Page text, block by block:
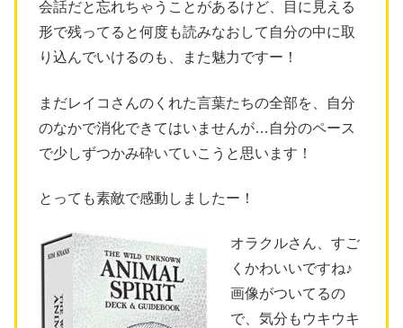
会話だと忘れちゃうことがあるけど、目に見える
形で残ってると何度も読みなおして自分の中に取
り込んでいけるのも、また魅力ですー！
まだレイコさんのくれた言葉たちの全部を、自分
のなかで消化できてはいませんが…自分のペース
で少しずつかみ砕いていこうと思います！
とっても素敵で感動しましたー！
オラクルさん、すご
くかわいいですね♪
画像がついてるの
で、気分もウキウキ